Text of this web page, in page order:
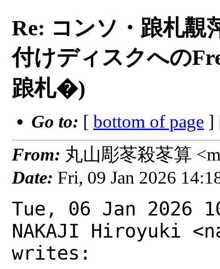
Re: コンソ・踉札
付けディスクへの
踉札�)
Go to: [ bottom of page ]
From: 丸山彫苳殺苳算
Date: Fri, 09 Jan 2026
Tue, 06 Jan 2026
NAKAJI Hiroyuki
writes: